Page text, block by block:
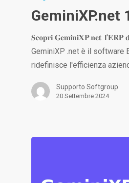
GeminiXP.net
𝐒𝐜𝐨𝐩𝐫𝐢 𝐆𝐞𝐦𝐢𝐧𝐢𝐗𝐏.𝐧𝐞𝐭: 𝐥'𝐄𝐑𝐏
GeminiXP .net è il software
ridefinisce l'efficienza
Supporto Softgroup
20 Settembre 2024